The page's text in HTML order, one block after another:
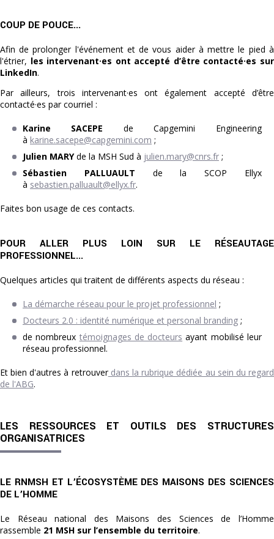
COUP DE POUCE...
Afin de prolonger l'événement et de vous aider à mettre le pied à
l'étrier, les intervenant·es ont accepté d’être contacté·es sur
LinkedIn.
Par ailleurs, trois intervenant·es ont également accepté d’être
contacté·es par courriel :
Karine SACEPE de Capgemini Engineering
à karine.sacepe@capgemini.com ;
Julien MARYde la MSH Sud à julien.mary@cnrs.fr ;
Sébastien PALLUAULT de la SCOP Ellyx
à sebastien.palluault@ellyx.fr.
Faites bon usage de ces contacts.
POUR ALLER PLUS LOIN SUR LE RÉSEAUTAGE
PROFESSIONNEL...
Quelques articles qui traitent de différents aspects du réseau :
La démarche réseau pour le projet professionnel ;
Docteurs 2.0 : identité numérique et personal branding ;
de nombreux témoignages de docteurs ayant mobilisé leur
réseau professionnel.
Et bien d'autres à retrouverdans la rubrique dédiée au sein du regard
de l'ABG.
LES RESSOURCES ET OUTILS DES STRUCTURES
ORGANISATRICES
LE RNMSH ET L’ÉCOSYSTÈME DES MAISONS DES SCIENCES
DE L’HOMME
Le Réseau national des Maisons des Sciences de l’Homme
rassemble 21 MSH sur l’ensemble du territoire.